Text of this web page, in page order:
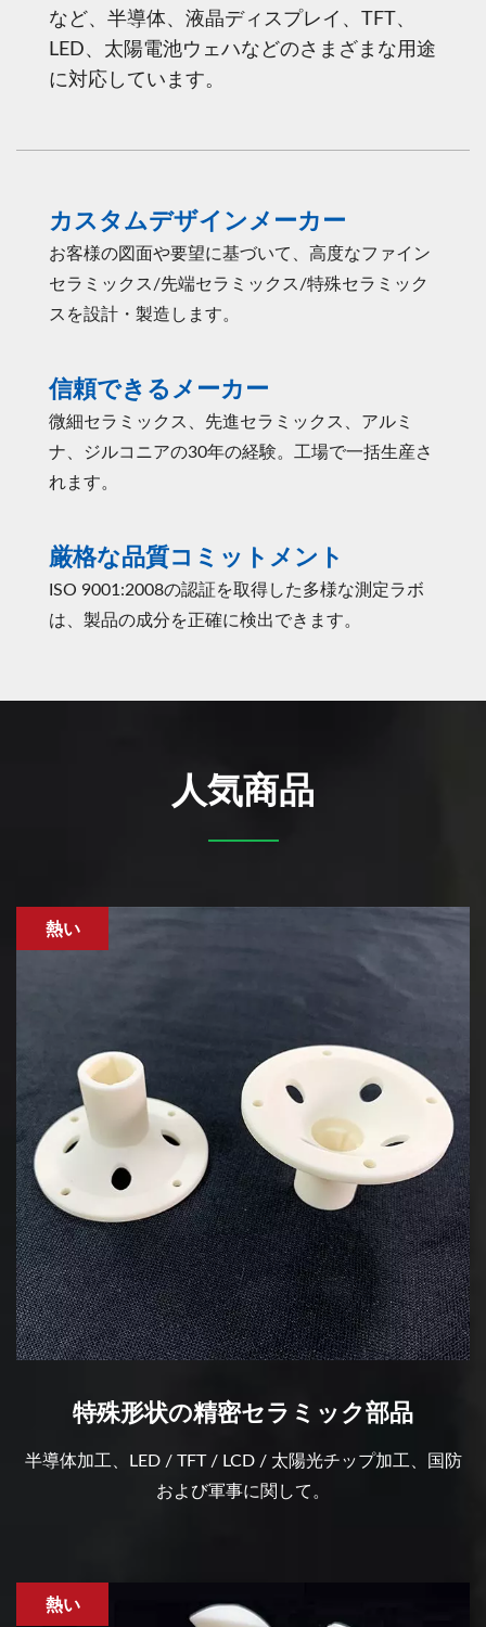
など、半導体、液晶ディスプレイ、TFT、
LED、太陽電池ウェハなどのさまざまな用途
に対応しています。
カスタムデザインメーカー
お客様の図面や要望に基づいて、高度なファイン
セラミックス/先端セラミックス/特殊セラミック
スを設計・製造します。
信頼できるメーカー
微細セラミックス、先進セラミックス、アルミ
ナ、ジルコニアの30年の経験。工場で一括生産さ
れます。
厳格な品質コミットメント
ISO 9001:2008の認証を取得した多様な測定ラボ
は、製品の成分を正確に検出できます。
人気商品
熱い
特殊形状の精密セラミック部品
半導体加工、LED / TFT / LCD / 太陽光チップ加工、国防
および軍事に関して。
熱い